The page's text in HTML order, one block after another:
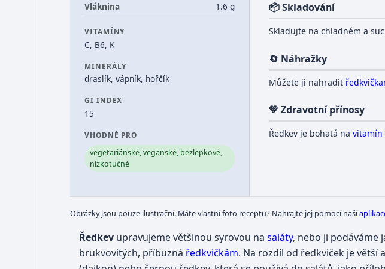
Vláknina
1.6 g
VITAMÍNY
C, B6, K
MINERÁLY
draslík, vápník, hořčík
GI INDEX
15
VHODNÉ PRO
vegetariánské, veganské, bezlepkové,
nízkotučné
📦 Skladování
Skladujte na chladném a
🔄 Náhražky
Můžete ji nahradit
💚 Zdravotní přínosy
Ředkev je bohatá na vitamín
Obrázky jsou pouze ilustrační. Máte vlastní foto receptu? Nahrajte jej pomocí naší
Ředkev upravujeme většinou syrovou na saláty, nebo ji podáváme
brukvovitých, příbuzná ředkvičkám. Na rozdíl od ředkviček je větší